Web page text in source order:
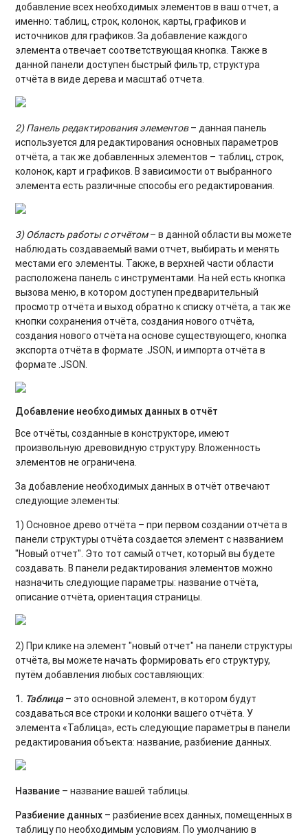
добавление всех необходимых элементов в ваш отчет, а
именно: таблиц, строк, колонок, карты, графиков и
источников для графиков. За добавление каждого
элемента отвечает соответствующая кнопка. Также в
данной панели доступен быстрый фильтр, структура
отчёта в виде дерева и масштаб отчета.
2) Панель редактирования элементов– данная панель
используется для редактирования основных параметров
отчёта, а так же добавленных элементов – таблиц, строк,
колонок, карт и графиков. В зависимости от выбранного
элемента есть различные способы его редактирования.
3) Область работы с отчётом– в данной области вы можете
наблюдать создаваемый вами отчет, выбирать и менять
местами его элементы. Также, в верхней части области
расположена панель с инструментами. На ней есть кнопка
вызова меню, в котором доступен предварительный
просмотр отчёта и выход обратно к списку отчёта, а так же
кнопки сохранения отчёта, создания нового отчёта,
создания нового отчёта на основе существующего, кнопка
экспорта отчёта в формате .JSON, и импорта отчёта в
формате .JSON.
Добавление необходимых данных в отчёт
Все отчёты, созданные в конструкторе, имеют
произвольную древовидную структуру. Вложенность
элементов не ограничена.
За добавление необходимых данных в отчёт отвечают
следующие элементы:
1) Основное древо отчёта – при первом создании отчёта в
панели структуры отчёта создается элемент с названием
"Новый отчет". Это тот самый отчет, который вы будете
создавать. В панели редактирования элементов можно
назначить следующие параметры: название отчёта,
описание отчёта, ориентация страницы.
2) При клике на элемент "новый отчет" на панели структуры
отчёта, вы можете начать формировать его структуру,
путём добавления любых составляющих:
1. Таблица – это основной элемент, в котором будут
создаваться все строки и колонки вашего отчёта. У
элемента «Таблица», есть следующие параметры в панели
редактирования объекта: название, разбиение данных.
Название – название вашей таблицы.
Разбиение данных – разбиение всех данных, помещенных в
таблицу по необходимым условиям. По умолчанию в